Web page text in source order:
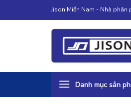
to
Jison Miền Nam - Nhà phân
Danh mục sản